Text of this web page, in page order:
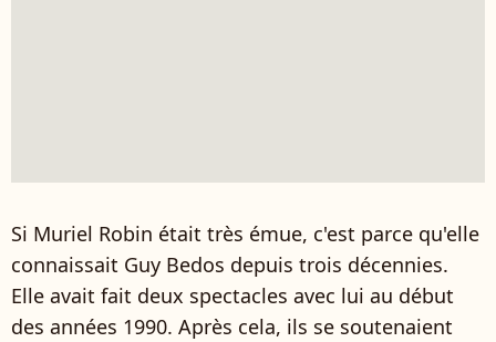
Si Muriel Robin était très émue, c'est parce qu'elle
connaissait Guy Bedos depuis trois décennies.
Elle avait fait deux spectacles avec lui au début
des années 1990. Après cela, ils se soutenaient